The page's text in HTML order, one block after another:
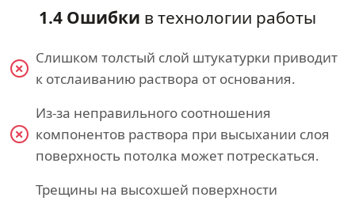
1.4 Ошибки в технологии работы
Слишком толстый слой штукатурки приводит
к отслаиванию раствора от основания.
Из-за неправильного соотношения
компонентов раствора при высыхании слоя
поверхность потолка может потрескаться.
Трещины на высохшей поверхности